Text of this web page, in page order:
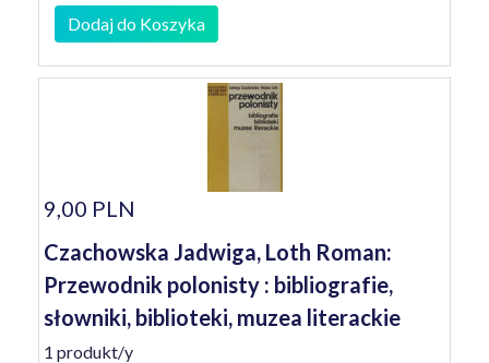
Dodaj do Koszyka
9,00 PLN
Czachowska Jadwiga, Loth Roman:
Przewodnik polonisty : bibliografie,
słowniki, biblioteki, muzea literackie
1 produkt/y